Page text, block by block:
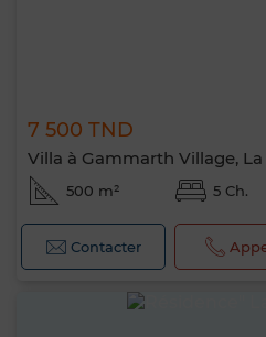
7 500 TND
Villa à Gammarth Village, La
500 m² 5 Ch.
Contacter